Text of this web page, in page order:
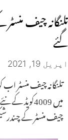
گئے
اپریل 19, 2021
میں
چیف منسٹر کے